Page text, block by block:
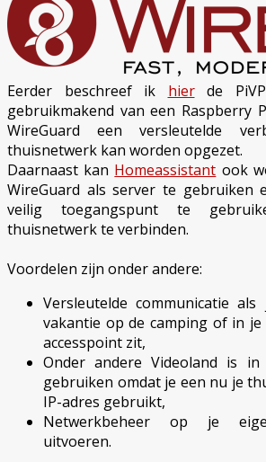
op
Eerder beschreef ik hierde
gebruikmakend van een Raspberry
WireGuard een versleutelde
thuisnetwerk kan worden opgezet.
Daarnaast kan Homeassistant ook
WireGuard als server te gebruiken
veilig toegangspunt te
thuisnetwerk te verbinden.
Voordelen zijn onder andere:
Versleutelde communicatie
vakantie op de camping of in
accesspoint zit,
Onder andere Videoland is
gebruiken omdat je een nu je
IP-adres gebruikt,
Netwerkbeheer op je
uitvoeren.